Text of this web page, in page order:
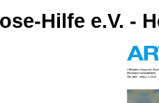
Hilfe e.V. -